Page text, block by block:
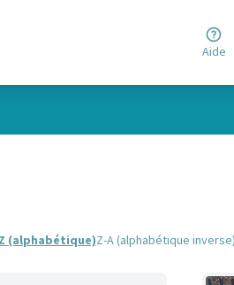
Aide
(alphabétique)Z-A (alphabétique inverse)